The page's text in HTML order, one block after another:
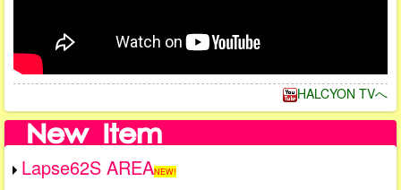
HALCYON TVへ
Lapse62S AREANEW!